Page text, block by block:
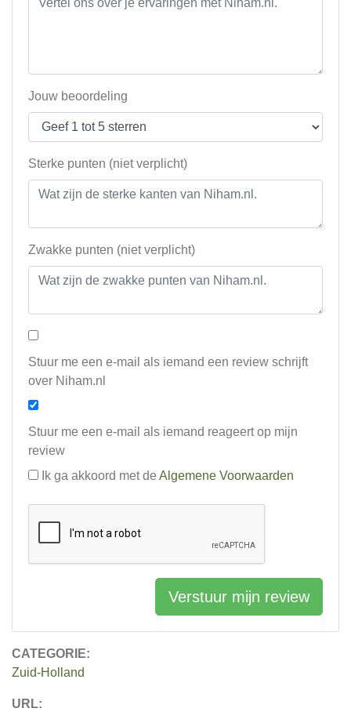
CATEGORIE:
Zuid-Holland
URL:
Jouw beoordeling
Sterke punten (niet verplicht)
Zwakke punten (niet verplicht)
Stuur me een e-mail als iemand een review schrijft
over Niham.nl
Stuur me een e-mail als iemand reageert op mijn
review
Ik ga akkoord met de Algemene Voorwaarden
Verstuur mijn review